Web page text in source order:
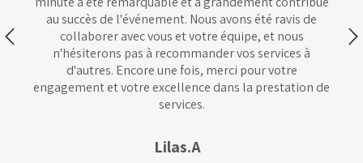
au succès de l'événement. Nous avons été ravis de
collaborer avec vous et votre équipe, et nous
n'hésiterons pas à recommander vos services à
d'autres. Encore une fois, merci pour votre
engagement et votre excellence dans la prestation de
services.
Lilas.A